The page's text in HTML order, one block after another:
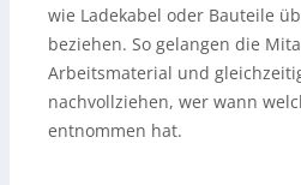
wie Ladekabel oder Bauteile
beziehen. So gelangen die
Arbeitsmaterial und
nachvollziehen, wer wann
entnommen hat.